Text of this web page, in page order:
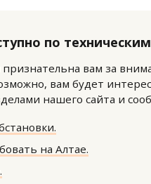
по
вам за
вам будет
нашего сайта и
на Алтае.